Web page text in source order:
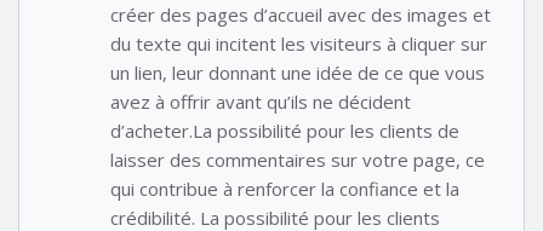
créer des pages d’accueil avec des images et
du texte qui incitent les visiteurs à cliquer sur
un lien, leur donnant une idée de ce que vous
avez à offrir avant qu’ils ne décident
d’acheter.La possibilité pour les clients de
laisser des commentaires sur votre page, ce
qui contribue à renforcer la confiance et la
crédibilité. La possibilité pour les clients